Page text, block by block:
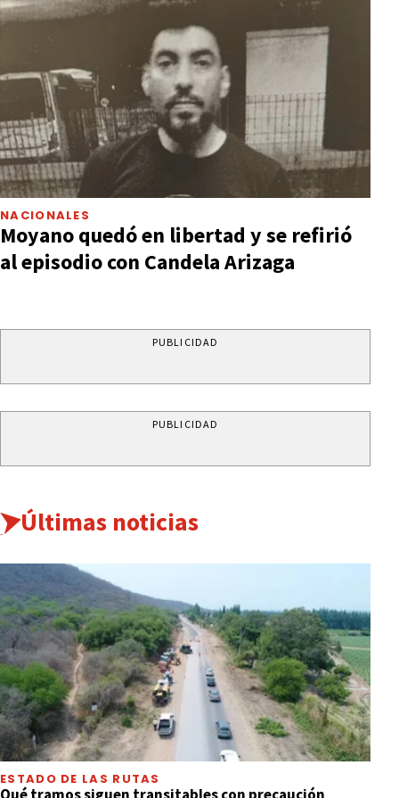
NACIONALES
Moyano quedó en libertad y se refirió
al episodio con Candela Arizaga
PUBLICIDAD
PUBLICIDAD
Últimas noticias
ESTADO DE LAS RUTAS